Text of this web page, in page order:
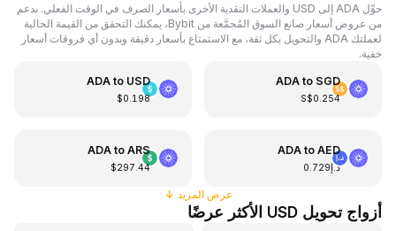
حوِّل ADA إلى USD والعملات النقدية الأخرى بأسعار الصرف في الوقت الفعلي. بدعم
من عروض أسعار صانع السوق المُجمَّعة من Bybit، يمكنك التحقق من القيمة الحالية
لعملتك ADA والتحويل بكل ثقة، مع الاستمتاع بأسعار دقيقة وبدون أي فروقات أسعار
خفية.
ADA to SGD
S$0.254
ADA to USD
$0.198
ADA toAED
د.إ0.729
ADA toARS
$297.44
عرض المزيد ↓
أزواج تحويل USD الأكثر عرضًا